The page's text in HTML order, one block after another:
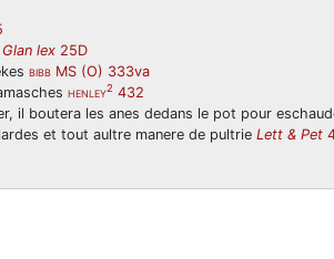
Glan lex 25D
BIBB MS (O) 333va
HENLEY2 432
il boutera les anes dedans le pot pour
et tout aultre manere de pultrie Lett & Pet